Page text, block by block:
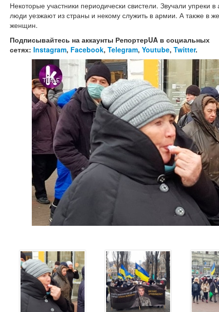
Некоторые участники периодически свистели. Звучали упреки
люди уезжают из страны и некому служить в армии. А также в
женщин.
Подписывайтесь на аккаунты РепортерUA в социальных
сетях: Instagram, Facebook, Telegram, Youtube, Twitter.